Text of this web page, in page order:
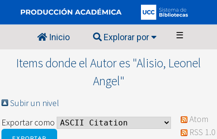
Inicio Explorar por ☰
Items donde el Autor es "Alisio, Leonel
Angel"
Subir un nivel
Exportar como
Atom
RSS 1.0